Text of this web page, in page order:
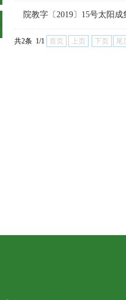
院教字〔2019〕15号太阳
共2条 1/1 首页 上页 下页 尾